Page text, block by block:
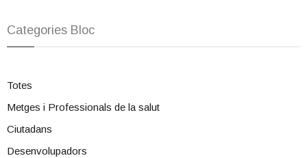
Categories Bloc
Totes
Metges i Professionals de la salut
Ciutadans
Desenvolupadors